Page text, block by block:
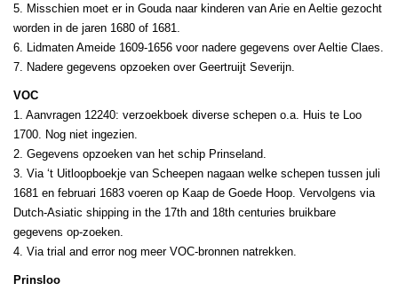
5. Misschien moet er in Gouda naar kinderen van Arie en Aeltie gezocht
worden in de jaren 1680 of 1681.
6. Lidmaten Ameide 1609-1656 voor nadere gegevens over Aeltie Claes.
7. Nadere gegevens opzoeken over Geertruijt Severijn.
VOC
1. Aanvragen 12240: verzoekboek diverse schepen o.a. Huis te Loo
1700. Nog niet ingezien.
2. Gegevens opzoeken van het schip Prinseland.
3. Via ‘t Uitloopboekje van Scheepen nagaan welke schepen tussen juli
1681 en februari 1683 voeren op Kaap de Goede Hoop. Vervolgens via
Dutch-Asiatic shipping in the 17th and 18th centuries bruikbare
gegevens op-zoeken.
4. Via trial and error nog meer VOC-bronnen natrekken.
Prinsloo